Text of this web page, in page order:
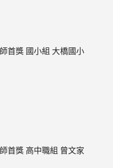
首獎 國小組 大橋國小
首獎 高中職組 曾文家